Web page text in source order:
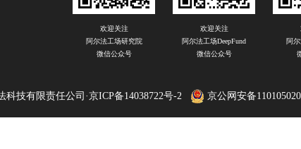
欢迎关注
阿尔法工场研究院
微信公众号
欢迎关注
阿尔法工场DeepFund
微信公众号
阿
技有限责任公司·京ICP备14038722号-2 京公网安备